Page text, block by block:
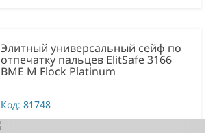
Элитный универсальный сейф по
отпечатку пальцев ElitSafe 3166
BME M Flock Platinum
Код: 81748